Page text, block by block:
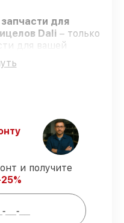
для
Dali – только
для вашей
– ремонт
Dali без
– на все виды
для
Dali
и получите